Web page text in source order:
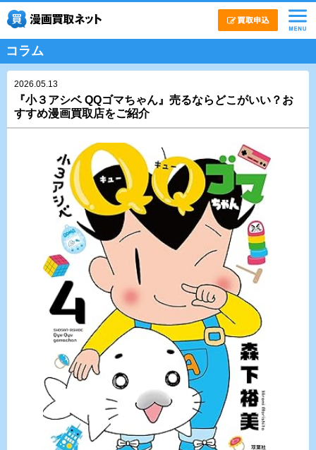
コラム
2026.05.13
『⼩３アシベ QQゴマちゃん』売るならどこがいい？お
すすめ漫画買取店をご紹介